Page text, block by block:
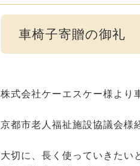
車椅子寄贈の御礼
株式会社ケーエスケー様より
京都市老人福祉施設協議会様
大切に、長く使っていきたい